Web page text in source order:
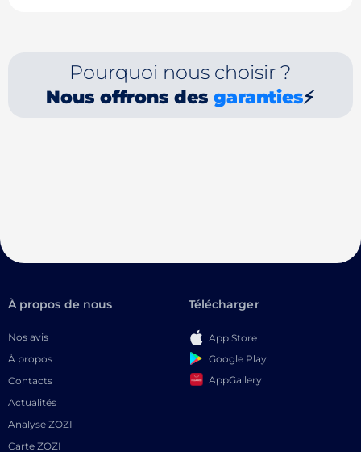
Pourquoi nous choisir ?
Nous offrons desgaranties⚡
À propos de nous
Nos avis
À propos
Contacts
Actualités
Analyse ZOZI
Carte ZOZI
Télécharger
App Store
Google Play
AppGallery